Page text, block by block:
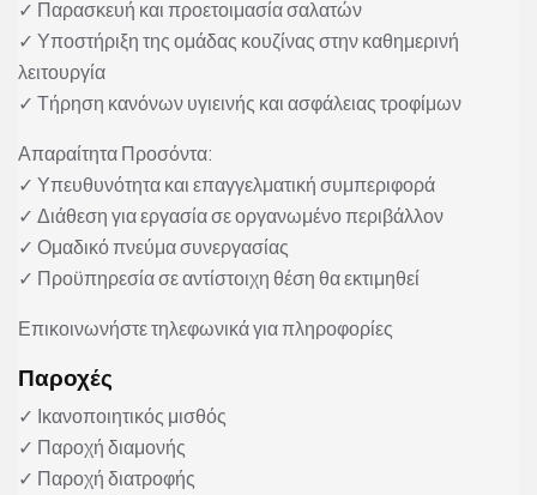
✓ Παρασκευή και προετοιμασία σαλατών
✓ Υποστήριξη της ομάδας κουζίνας στην καθημερινή
λειτουργία
✓ Τήρηση κανόνων υγιεινής και ασφάλειας τροφίμων
Απαραίτητα Προσόντα:
✓ Υπευθυνότητα και επαγγελματική συμπεριφορά
✓ Διάθεση για εργασία σε οργανωμένο περιβάλλον
✓ Ομαδικό πνεύμα συνεργασίας
✓ Προϋπηρεσία σε αντίστοιχη θέση θα εκτιμηθεί
Επικοινωνήστε τηλεφωνικά για πληροφορίες
Παροχές
✓ Ικανοποιητικός μισθός
✓ Παροχή διαμονής
✓ Παροχή διατροφής